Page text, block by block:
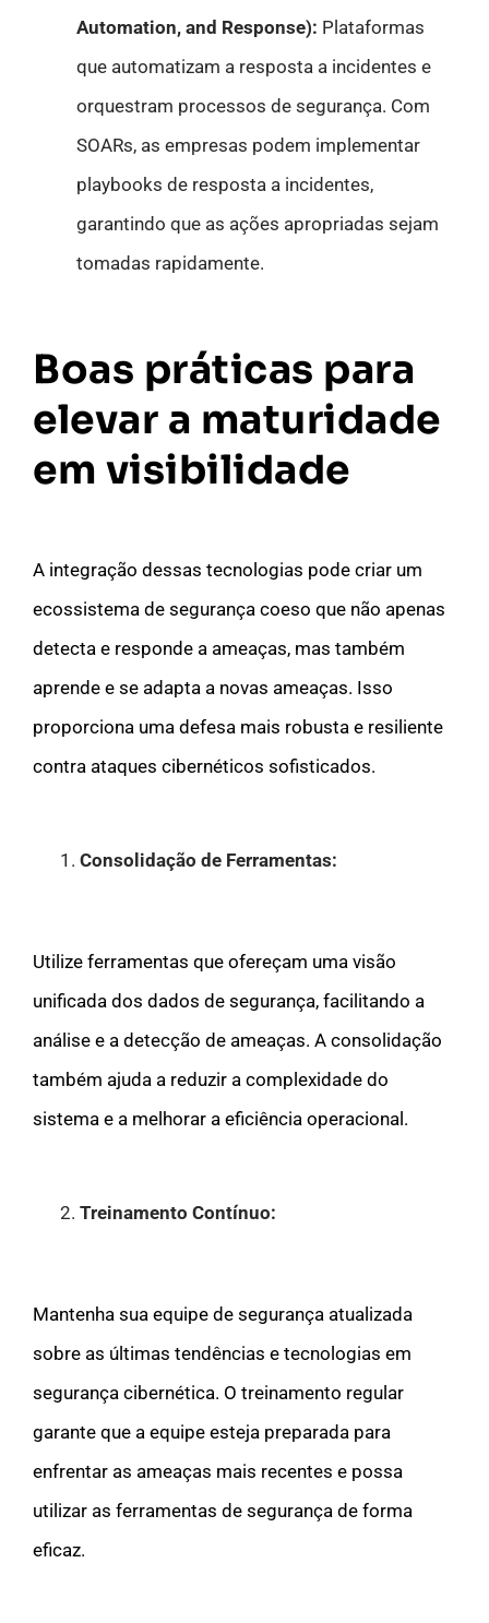
Automation, and Response): Plataformas
que automatizam a resposta a incidentes e
orquestram processos de segurança. Com
SOARs, as empresas podem implementar
playbooks de resposta a incidentes,
garantindo que as ações apropriadas sejam
tomadas rapidamente.
Boas práticas para
elevar a maturidade
em visibilidade
A integração dessas tecnologias pode criar um
ecossistema de segurança coeso que não apenas
detecta e responde a ameaças, mas também
aprende e se adapta a novas ameaças. Isso
proporciona uma defesa mais robusta e resiliente
contra ataques cibernéticos sofisticados.
Consolidação de Ferramentas:
Utilize ferramentas que ofereçam uma visão
unificada dos dados de segurança, facilitando a
análise e a detecção de ameaças. A consolidação
também ajuda a reduzir a complexidade do
sistema e a melhorar a eficiência operacional.
Treinamento Contínuo:
Mantenha sua equipe de segurança atualizada
sobre as últimas tendências e tecnologias em
segurança cibernética. O treinamento regular
garante que a equipe esteja preparada para
enfrentar as ameaças mais recentes e possa
utilizar as ferramentas de segurança de forma
eficaz.